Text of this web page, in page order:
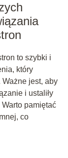
to szybki i
który
jest, aby
i ustaliły
pamiętać
co